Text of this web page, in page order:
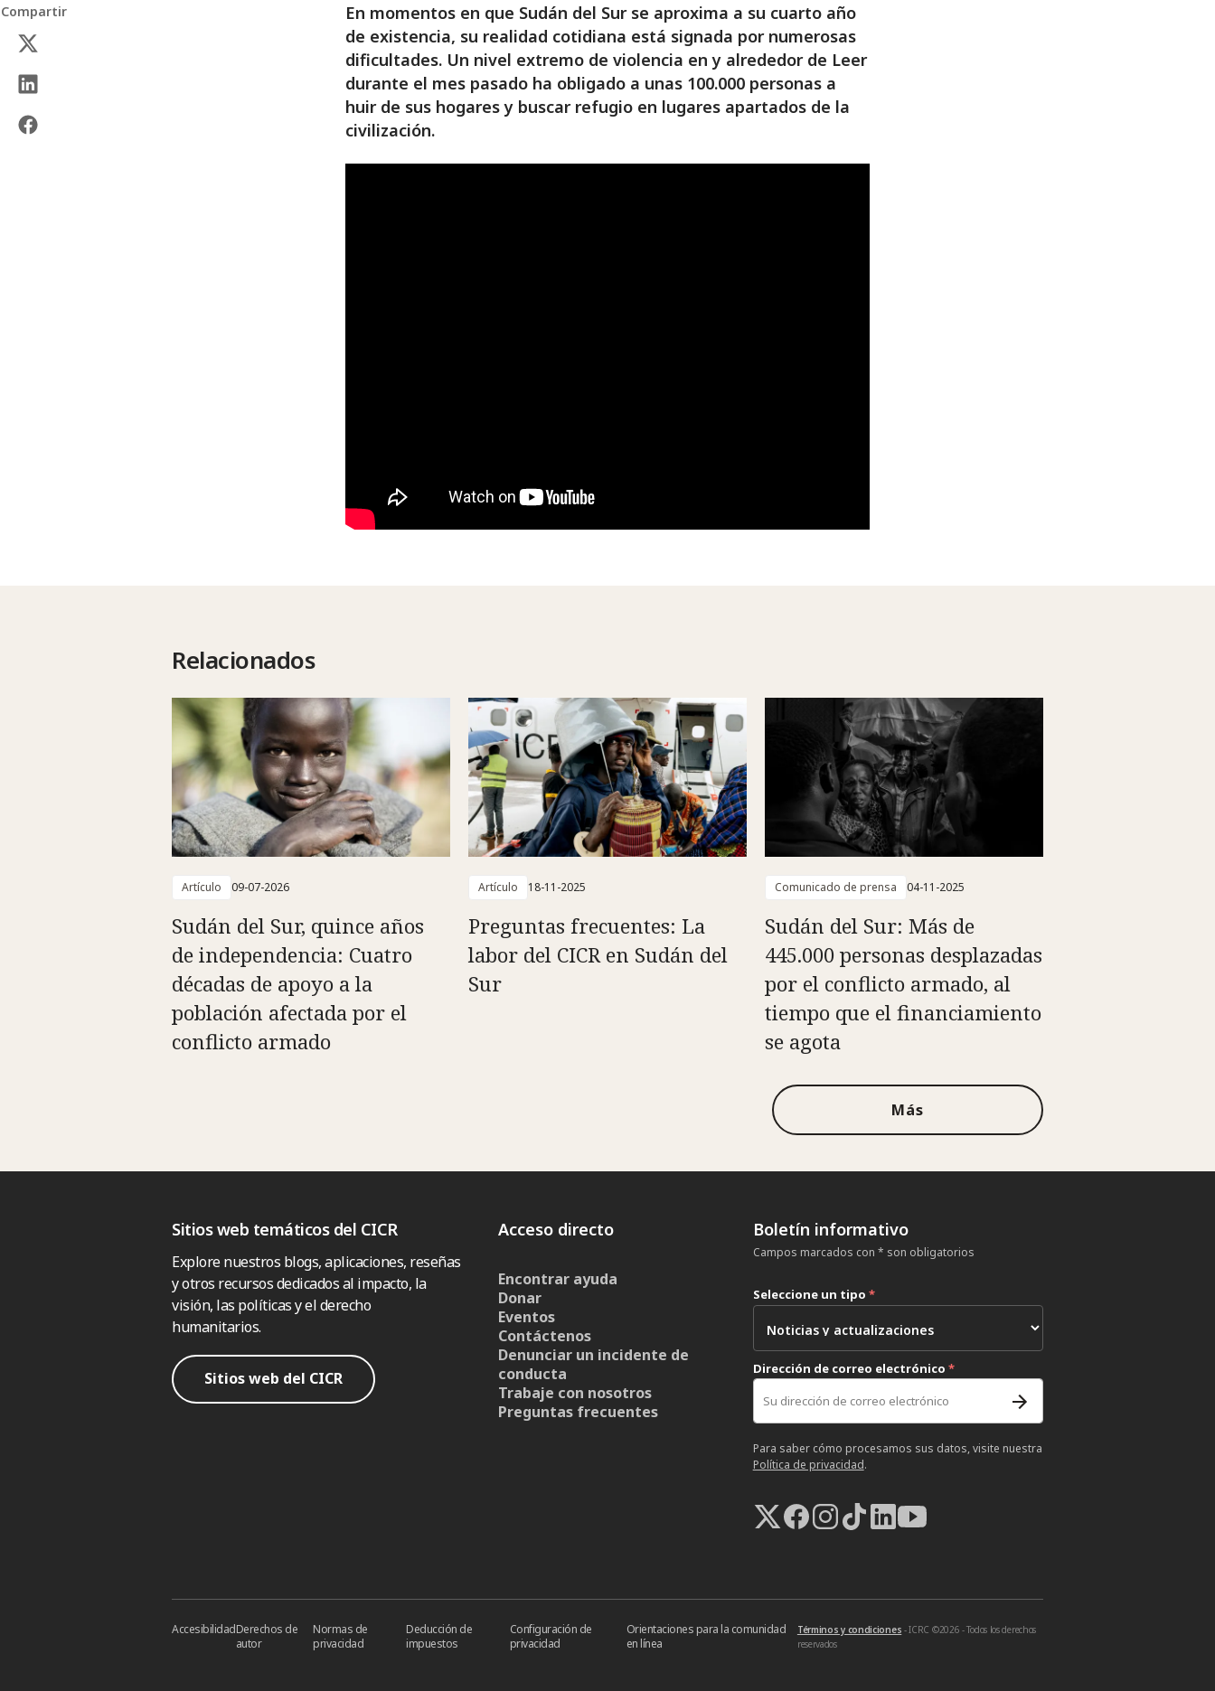
Compartir
En momentos en que Sudán del Sur se aproxima a su cuarto año
de existencia, su realidad cotidiana está signada por numerosas
dificultades. Un nivel extremo de violencia en y alrededor de Leer
durante el mes pasado ha obligado a unas 100.000 personas a
huir de sus hogares y buscar refugio en lugares apartados de la
civilización.
Relacionados
Artículo 09-07-2026
Sudán del Sur, quince años
de independencia: Cuatro
décadas de apoyo a la
población afectada por el
conflicto armado
Artículo 18-11-2025
Preguntas frecuentes: La
labor del CICR en Sudán del
Sur
Comunicado de prensa 04-11-2025
Sudán del Sur: Más de
445.000 personas desplazadas
por el conflicto armado, al
tiempo que el financiamiento
se agota
Más
Sitios web temáticos del CICR
Explore nuestros blogs, aplicaciones, reseñas
y otros recursos dedicados al impacto, la
visión, las políticas y el derecho
humanitarios.
Sitios web del CICR
Acceso directo
Encontrar ayuda
Donar
Eventos
Contáctenos
Denunciar un incidente de
conducta
Trabaje con nosotros
Preguntas frecuentes
Boletín informativo
Campos marcados con * son obligatorios
Seleccione un tipo *
Dirección de correo electrónico *
Para saber cómo procesamos sus datos, visite nuestra
Política de privacidad.
AccesibilidadDerechos de
autor
Normas de
privacidad
Deducción de
impuestos
Configuración de
privacidad
Orientaciones para la comunidad
en línea
Términos y condiciones - ICRC ©2026 - Todos los derechos
reservados